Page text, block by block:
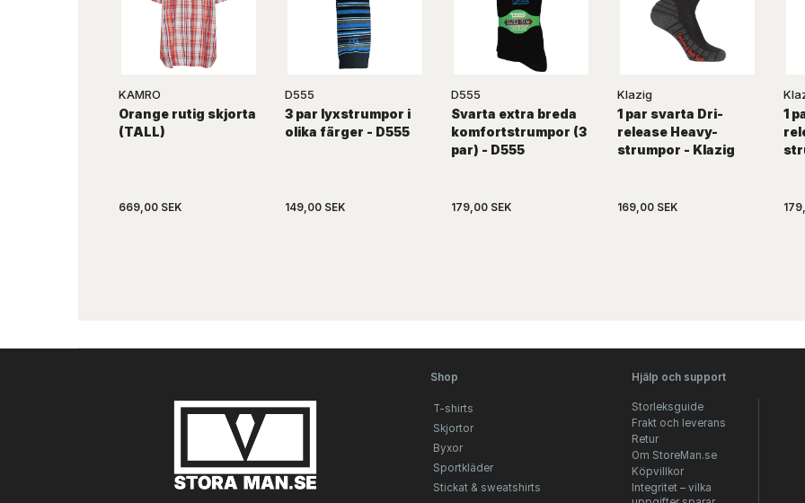
KAMRO
Orange rutig skjorta
(TALL)
669,00 SEK
D555
3 par lyxstrumpor i
olika färger - D555
149,00 SEK
D555
Svarta extra breda
komfortstrumpor (3
par) - D555
179,00 SEK
Klazig
1 par svarta Dri-
release Heavy-
strumpor - Klazig
169,00 SEK
1
Shop
T-shirts
Skjortor
Byxor
Sportkläder
Stickat & sweatshirts
Hjälp och support
Storleksguide
Frakt och leverans
Retur
Om StoreMan.se
Köpvillkor
Integritet – vilka